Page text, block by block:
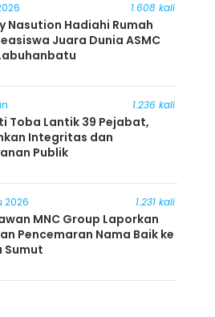
1.608 kali
Nasution Hadiahi Rumah
Juara Dunia ASMC
1.236 kali
Toba Lantik 39 Pejabat,
Integritas dan
Publik
2026 1.231 kali
MNC Group Laporkan
Pencemaran Nama Baik ke
Sumut